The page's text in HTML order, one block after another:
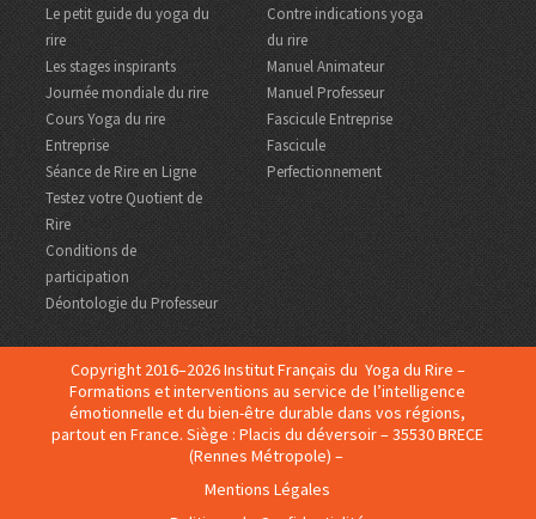
Le petit guide du yoga du
rire
Les stages inspirants
Journée mondiale du rire
Cours Yoga du rire
Entreprise
Séance de Rire en Ligne
Testez votre Quotient de
Rire
Conditions de
participation
Déontologie du Professeur
Contre indications yoga
du rire
Manuel Animateur
Manuel Professeur
Fascicule Entreprise
Fascicule
Perfectionnement
Copyright 2016–2026 Institut Français du Yoga du Rire –
Formations et interventions au service de l’intelligence
émotionnelle et du bien-être durable dans vos régions,
partout en France. Siège : Placis du déversoir – 35530 BRECE
(Rennes Métropole) –
Mentions Légales